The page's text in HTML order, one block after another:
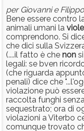
per Giovanni e Filippo
Bene essere contro
animali umani la
comprendono. Si
che dici sulla
(....il fatto è che non
legali: se bven
(che riguarda
penali) dice che
violazione può
raccolta funghi
sequestrato; ora di
violazioni a Viterbo
comunque trovato